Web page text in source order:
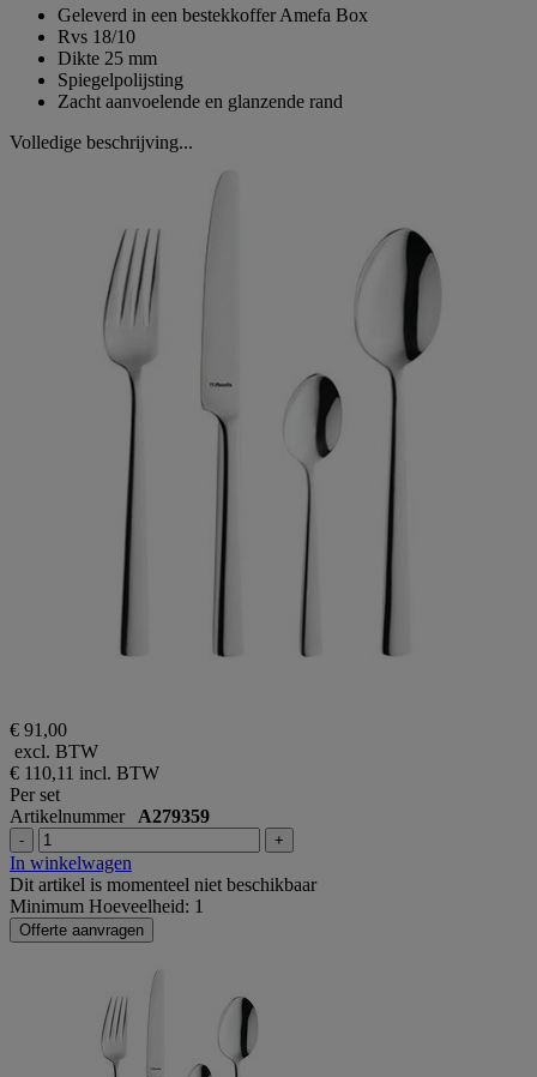
Geleverd in een bestekkoffer Amefa Box
Rvs 18/10
Dikte 25 mm
Spiegelpolijsting
Zacht aanvoelende en glanzende rand
Volledige beschrijving...
€ 91,00
excl. BTW
€ 110,11 incl. BTW
Per set
Artikelnummer A279359
- +
In winkelwagen
Dit artikel is momenteel niet beschikbaar
Minimum Hoeveelheid: 1
Offerte aanvragen